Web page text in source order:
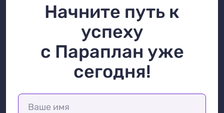
Начните путь к
успеху
с Параплан уже
сегодня!
Ваше имя